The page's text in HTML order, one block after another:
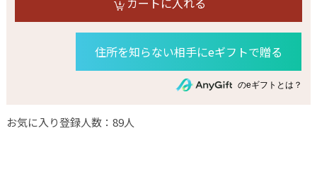
住所を知らない相手にeギフトで贈る
のeギフトとは？
お気に入り登録人数：89人